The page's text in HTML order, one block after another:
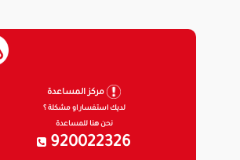
مركز المساعدة
لديك استفسار او مشكلة ؟
نحن هنا للمساعدة
920022326